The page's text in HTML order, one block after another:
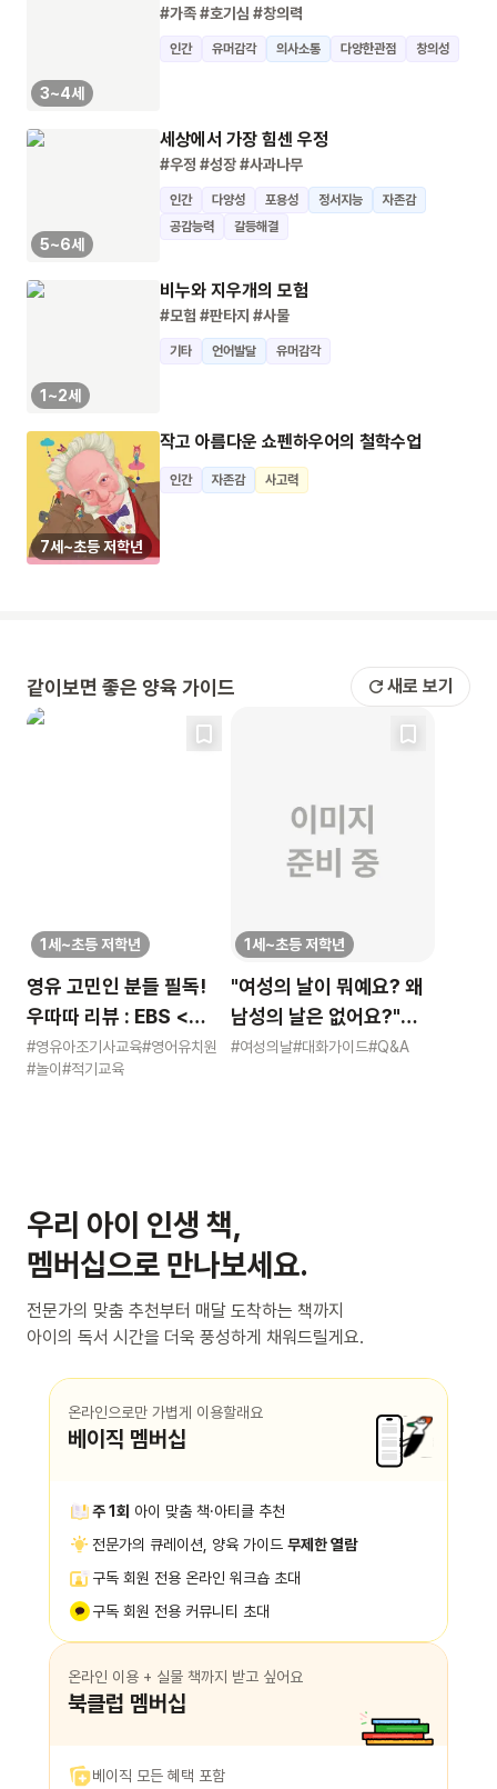
3~4세
#가족#호기심 #창의력
인간 유머감각 의사소통 다양한관점 창의성
5~6세
세상에서 가장 힘센 우정
#우정 #성장#사과나무
인간 다양성 포용성 정서지능
자존감
공감능력
갈등해결
1~2세
비누와 지우개의 모험
#모험 #판타지 #사물
기타 언어발달 유머감각
7세~초등 저학년
작고 아름다운 쇼펜하우어의 철학수업
인간 자존감 사고력
같이보면 좋은 양육 가이드 새로 보기
1세~초등 저학년
영유 고민인 분들 필독!
우따따 리뷰 : EBS <
영유아 사교육 보고서>
#영유아조기사교육#영어유치원
#놀이 #적기교육
1세~초등 저학년
"여성의 날이 뭐예요? 왜
남성의 날은 없어요?"
묻는 어린이에게 이렇게
#여성의날#대화가이드#Q&A
우리 아이 인생 책,
멤버십으로 만나보세요.
전문가의 맞춤 추천부터 매달 도착하는 책까지
아이의 독서 시간을 더욱 풍성하게 채워드릴게요.
온라인으로만 가볍게 이용할래요
베이직 멤버십
주 1회 아이 맞춤 책·아티클 추천
전문가의 큐레이션, 양육 가이드 무제한 열람
구독 회원 전용 온라인 워크숍 초대
구독 회원 전용 커뮤니티 초대
온라인 이용 + 실물 책까지 받고 싶어요
북클럽 멤버십
베이직 모든 혜택 포함